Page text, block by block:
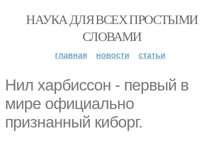
НАУКА ДЛЯ ВСЕХ ПРОСТЫМИ
СЛОВАМИ
главная новости статьи
Нил харбиссон - первый в
мире официально
признанный киборг.